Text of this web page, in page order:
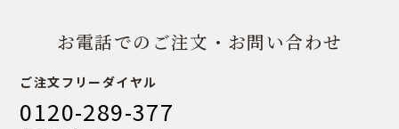
お電話でのご注文・お問い合わせ
ご注文フリーダイヤル
0120-289-377